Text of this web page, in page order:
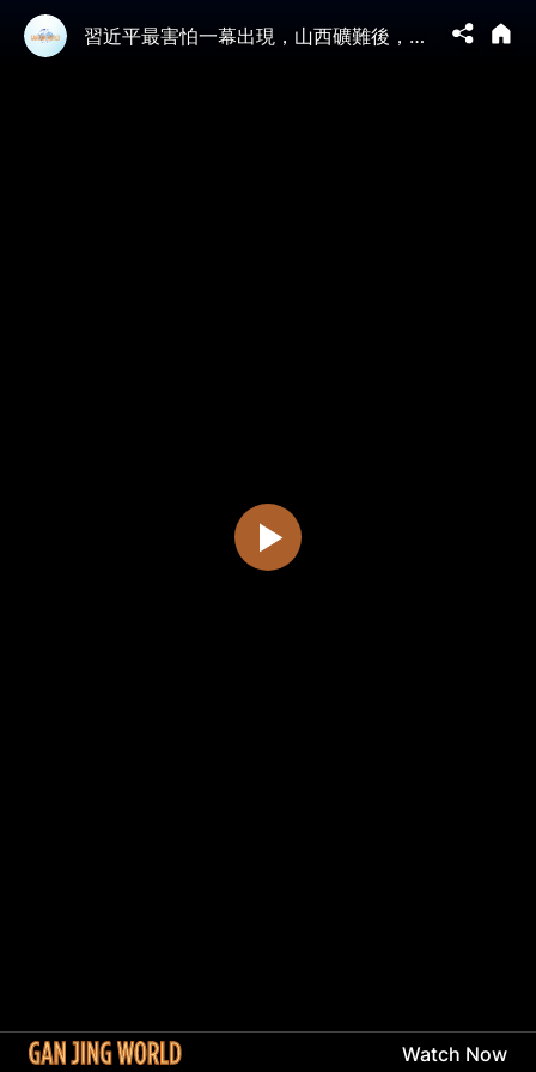
習近平最害怕一幕出現，山西礦難後，無數中國人找到發聲新途徑！#中國内幕
Watch Now